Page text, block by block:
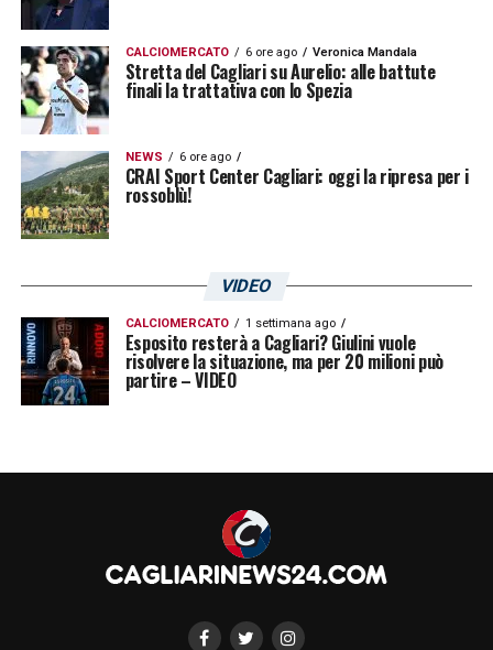
CALCIOMERCATO 6 ore ago Veronica Mandala
Stretta del Cagliari su Aurelio: alle battute
finali la trattativa con lo Spezia
NEWS 6 ore ago
CRAI Sport Center Cagliari: oggi la ripresa per i
rossoblù!
VIDEO
CALCIOMERCATO 1 settimana ago
Esposito resterà a Cagliari? Giulini vuole
risolvere la situazione, ma per 20 milioni può
partire – VIDEO